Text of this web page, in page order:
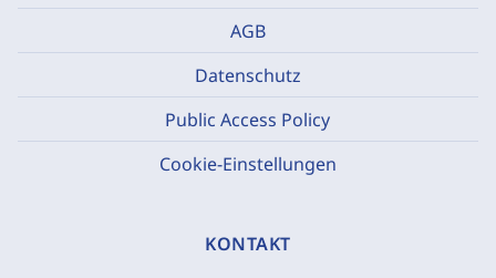
AGB
Datenschutz
Public Access Policy
Cookie-Einstellungen
KONTAKT